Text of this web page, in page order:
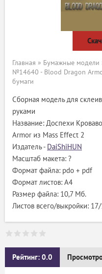
Главная » Бумажные модели
№14640 - Blood Dragon
бумаги
Сборная модель для
руками
Название: Доспехи
Armor из Mass Effect 2
Издатель - DaiShiHUN
Масштаб макета: ?
Формат файла: pdo + pdf
Формат листов: A4
Размер файла: 10,7 Мб.
Листов всего/выкройки:
Рейтинг: 0.0